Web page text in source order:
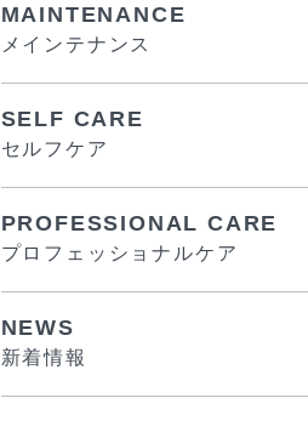
MAINTENANCE
メインテナンス
SELF CARE
セルフケア
PROFESSIONAL CARE
プロフェッショナルケア
NEWS
新着情報